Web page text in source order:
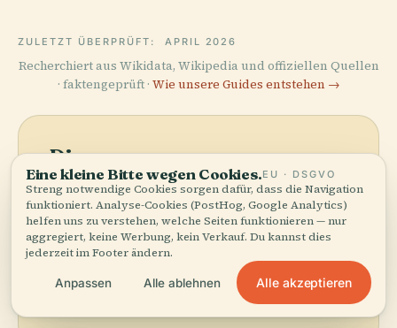
ZULETZT ÜBERPRÜFT: APRIL 2026
Recherchiert aus Wikidata, Wikipedia und offiziellen Quellen
· faktengeprüft · Wie unsere Guides entstehen →
Die
Umgebung
entdecken
Sehen Sie Packwood
entdecken Sie, was in
Karte anzeigen
Eine kleine Bitte wegen Cookies.EU · DSGVO
Streng notwendige Cookies sorgen dafür, dass die Navigation
funktioniert. Analyse-Cookies (PostHog, Google Analytics)
helfen uns zu verstehen, welche Seiten funktionieren — nur
aggregiert, keine Werbung, kein Verkauf. Du kannst dies
jederzeit im Footer ändern.
Anpassen Alle ablehnen Alle akzeptieren